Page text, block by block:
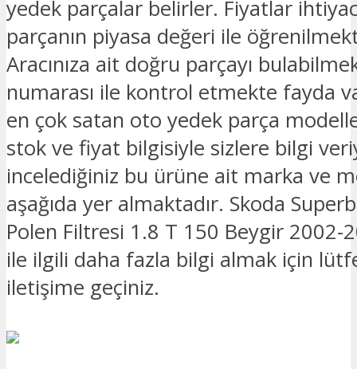
yedek parçalar belirler. Fiyatlar
parçanın piyasa değeri ile
Aracınıza ait doğru parçayı
numarası ile kontrol etmekte fayda
en çok satan oto yedek parça
stok ve fiyat bilgisiyle sizlere bilgi
incelediğiniz bu ürüne ait marka ve
aşağıda yer almaktadır. Skoda
Polen Filtresi 1.8 T 150 Beygir 2002-
ile ilgili daha fazla bilgi almak için
iletişime geçiniz.